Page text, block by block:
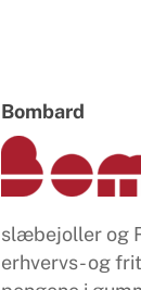
Bombard
slæbejoller og
erhvervs- og